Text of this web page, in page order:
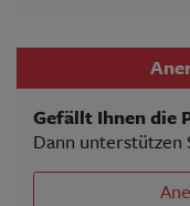
Gefällt Ihnen die
Dann unterstützen